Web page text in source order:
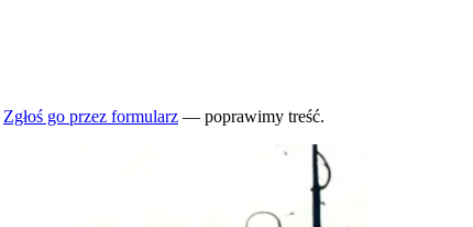
Zgłoś go przez formularz — poprawimy treść.